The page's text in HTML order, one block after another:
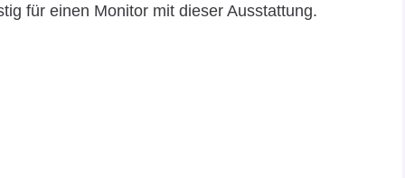
für einen Monitor mit dieser Ausstattung.